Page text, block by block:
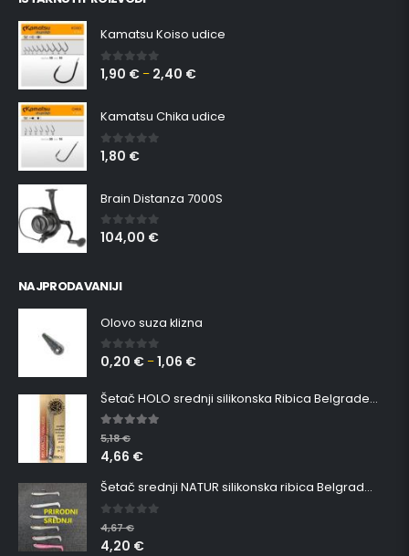
Kamatsu Koiso udice
0 out of 5
1,90 € – 2,40 €
Kamatsu Chika udice
0 out of 5
1,80 €
Brain Distanza 7000S
0out of 5
104,00 €
NAJPRODAVANIJI
Olovo suza klizna
0 out of 5
0,20 € –1,06 €
Šetač HOLO srednji silikonska Ribica Belgrade Walker
5.00out of 5
5,18€
4,66 €
Šetač srednji NATUR silikonska ribica Belgrade Walker
0 out of 5
4,67€
4,20 €